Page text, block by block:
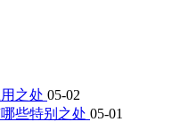
之处 05-02
些特别之处 05-01